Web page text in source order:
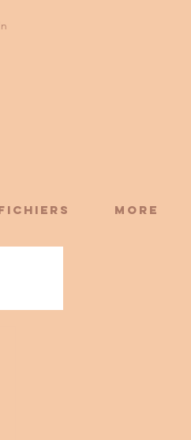
More